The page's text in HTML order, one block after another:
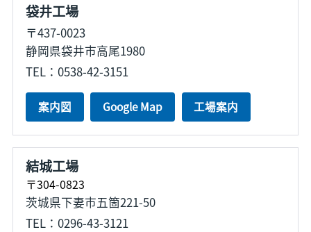
袋井工場
〒437-0023
静岡県袋井市高尾1980
TEL：0538-42-3151
案内図 Google Map 工場案内
結城工場
〒304-0823
茨城県下妻市五箇221-50
TEL：0296-43-3121